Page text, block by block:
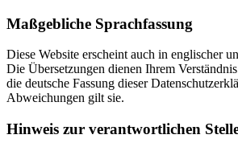
Maßgebliche Sprachfassung
Diese Website erscheint auch in englischer
Die Übersetzungen dienen Ihrem
die deutsche Fassung dieser
Abweichungen gilt sie.
Hinweis zur verantwortlichen